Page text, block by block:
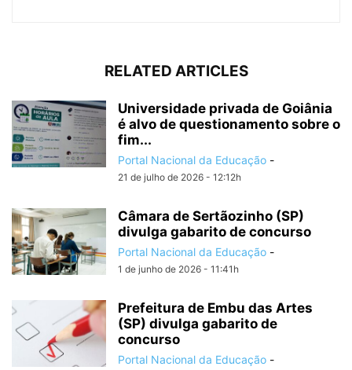
RELATED ARTICLES
Universidade privada de Goiânia
é alvo de questionamento sobre o
fim...
Portal Nacional da Educação -
21 de julho de 2026 - 12:12h
Câmara de Sertãozinho (SP)
divulga gabarito de concurso
Portal Nacional da Educação -
1 de junho de 2026 - 11:41h
Prefeitura de Embu das Artes
(SP) divulga gabarito de
concurso
Portal Nacional da Educação -